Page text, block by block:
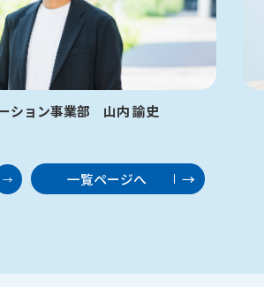
ション事業部 山内 諭史
→ 一覧ページへ